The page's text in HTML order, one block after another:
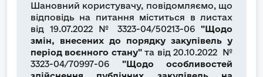
Шановний користувачу, повідомляємо, що
відповідь на питання міститься в листах
від 19.07.2022 № 3323-04/50213-06 "Щодо
змін, внесених до порядку закупівель у
період воєнного стану"та від 20.10.2022 №
3323-04/70997-06 "Щодо особливостей